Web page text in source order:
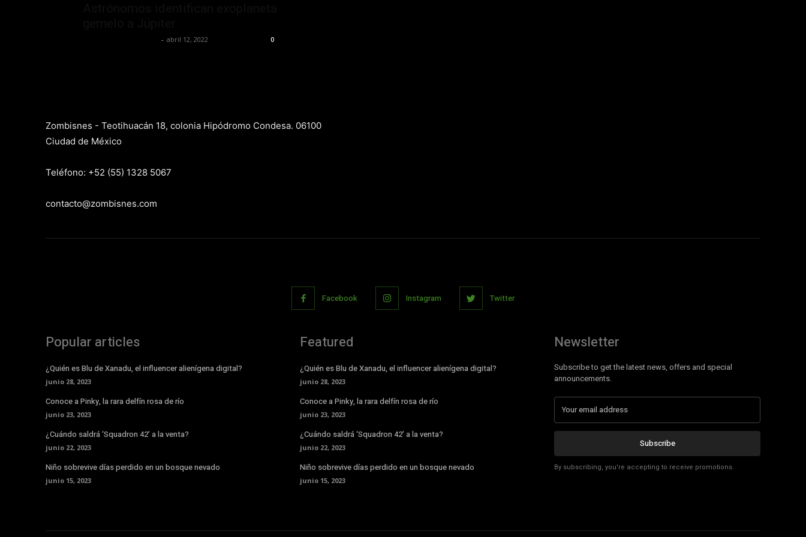
- abril 12, 2022 0
Zombisnes - Teotihuacán 18, colonia Hipódromo Condesa. 06100
Ciudad de México
Teléfono: +52 (55) 1328 5067
contacto@zombisnes.com
Facebook Instagram Twitter
Popular articles
¿Quién es Blu de Xanadu, el influencer alienígena digital?
junio 28, 2023
Conoce a Pinky, la rara delfín rosa de río
junio 23, 2023
¿Cuándo saldrá ‘Squadron 42’ a la venta?
junio 22, 2023
Niño sobrevive días perdido en un bosque nevado
junio 15, 2023
Featured
¿Quién es Blu de Xanadu, el influencer alienígena digital?
junio 28, 2023
Conoce a Pinky, la rara delfín rosa de río
junio 23, 2023
¿Cuándo saldrá ‘Squadron 42’ a la venta?
junio 22, 2023
Niño sobrevive días perdido en un bosque nevado
junio 15, 2023
Newsletter
Subscribe to get the latest news, offers and special
announcements.
Subscribe
By subscribing, you're accepting to receive promotions.